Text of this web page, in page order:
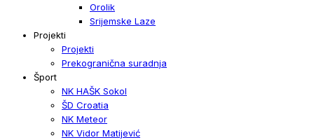
Orolik
Srijemske Laze
Projekti
Projekti
Prekogranična suradnja
Šport
NK HAŠK Sokol
ŠD Croatia
NK Meteor
NK Vidor Matijević